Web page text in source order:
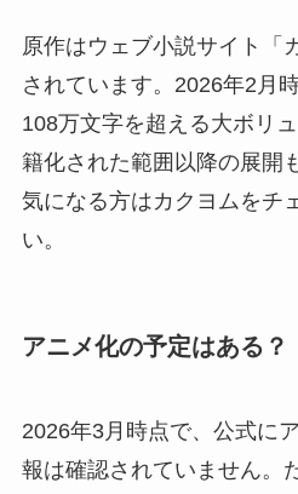
原作はウェブ小説サイト「
されています。2026年2月
108万文字を超える大ボリ
籍化された範囲以降の展開
気になる方はカクヨムをチ
い。
アニメ化の予定はある？
2026年3月時点で、公式に
報は確認されていません。